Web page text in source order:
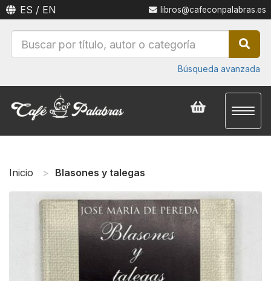
ES / EN libros@cafeconpalabras.es
Búsqueda avanzada
Inicio Blasones y talegas